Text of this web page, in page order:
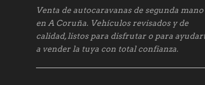
Venta de autocaravanas de segunda mano
en A Coruña. Vehículos revisados y de
calidad, listos para disfrutar o para
a vender la tuya con total confianza.